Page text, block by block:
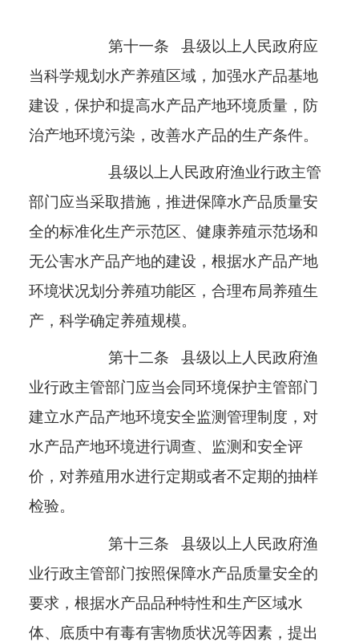
第十一条 县级以上人民政府应
当科学规划水产养殖区域，加强水产品基地
建设，保护和提高水产品产地环境质量，防
治产地环境污染，改善水产品的生产条件。
县级以上人民政府渔业行政主管
部门应当采取措施，推进保障水产品质量安
全的标准化生产示范区、健康养殖示范场和
无公害水产品产地的建设，根据水产品产地
环境状况划分养殖功能区，合理布局养殖生
产，科学确定养殖规模。
第十二条 县级以上人民政府渔
业行政主管部门应当会同环境保护主管部门
建立水产品产地环境安全监测管理制度，对
水产品产地环境进行调查、监测和安全评
价，对养殖用水进行定期或者不定期的抽样
检验。
第十三条 县级以上人民政府渔
业行政主管部门按照保障水产品质量安全的
要求，根据水产品品种特性和生产区域水
体、底质中有毒有害物质状况等因素，提出